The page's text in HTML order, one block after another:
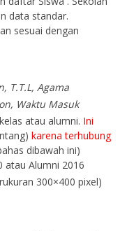
data standar.
sesuai dengan
T.T.L, Agama
Waktu Masuk
atau alumni. Ini
karena terhubung
dibawah ini)
atau Alumni 2016
300×400 pixel)